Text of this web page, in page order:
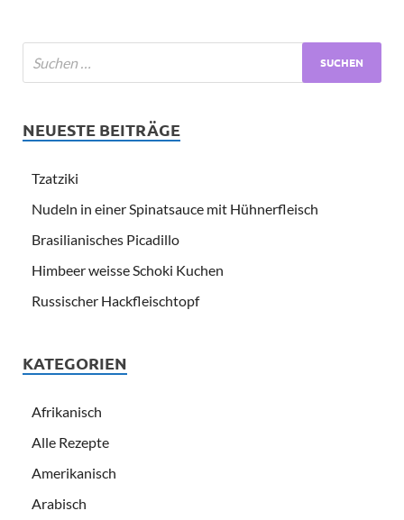
NEUESTE BEITRÄGE
Tzatziki
Nudeln in einer Spinatsauce mit Hühnerfleisch
Brasilianisches Picadillo
Himbeer weisse Schoki Kuchen
Russischer Hackfleischtopf
KATEGORIEN
Afrikanisch
Alle Rezepte
Amerikanisch
Arabisch